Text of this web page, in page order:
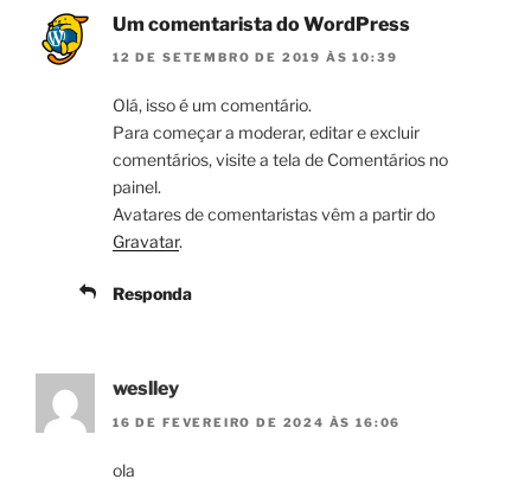
Um comentarista do WordPress
12 DE SETEMBRO DE 2019 ÀS 10:39
Olá, isso é um comentário.
Para começar a moderar, editar e excluir
comentários, visite a tela de Comentários no
painel.
Avatares de comentaristas vêm a partir do
Gravatar.
Responda
weslley
16 DE FEVEREIRO DE 2024 ÀS 16:06
ola